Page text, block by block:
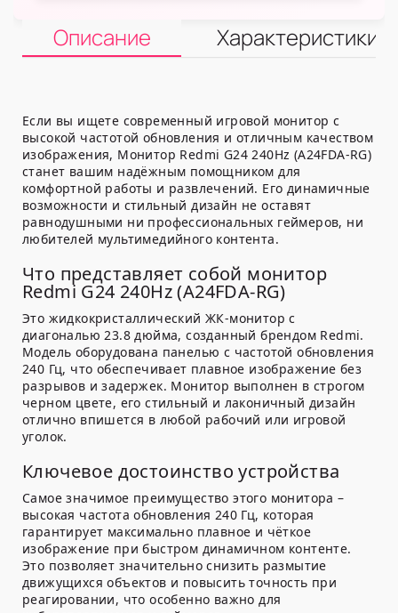
Описание Характеристики
Если вы ищете современный игровой монитор с
высокой частотой обновления и отличным качеством
изображения, Монитор Redmi G24 240Hz (A24FDA-RG)
станет вашим надёжным помощником для
комфортной работы и развлечений. Его динамичные
возможности и стильный дизайн не оставят
равнодушными ни профессиональных геймеров, ни
любителей мультимедийного контента.
Что представляет собой монитор
Redmi G24 240Hz (A24FDA-RG)
Это жидкокристаллический ЖК-монитор с
диагональю 23.8 дюйма, созданный брендом Redmi.
Модель оборудована панелью с частотой обновления
240 Гц, что обеспечивает плавное изображение без
разрывов и задержек. Монитор выполнен в строгом
черном цвете, его стильный и лаконичный дизайн
отлично впишется в любой рабочий или игровой
уголок.
Ключевое достоинство устройства
Самое значимое преимущество этого монитора –
высокая частота обновления 240 Гц, которая
гарантирует максимально плавное и чёткое
изображение при быстром динамичном контенте.
Это позволяет значительно снизить размытие
движущихся объектов и повысить точность при
реагировании, что особенно важно для